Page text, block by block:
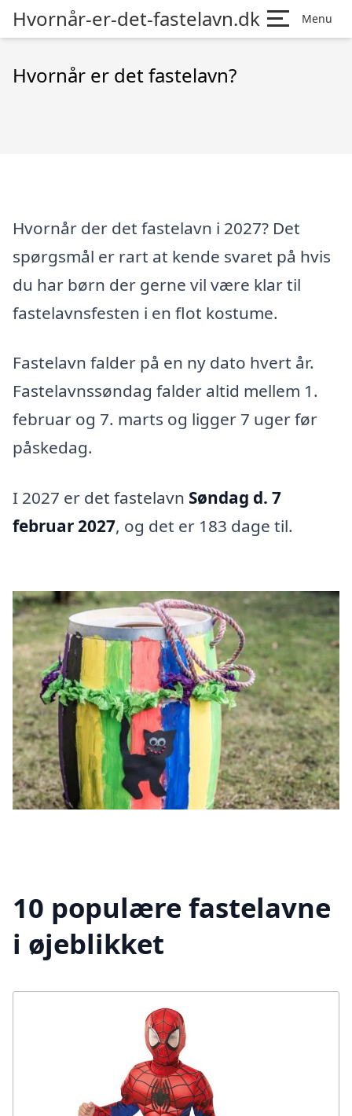
Hvornår-er-det-fastelavn.dk Menu
Hvornår er det fastelavn?
Hvornår der det fastelavn i 2027? Det
spørgsmål er rart at kende svaret på hvis
du har børn der gerne vil være klar til
fastelavnsfesten i en flot kostume.
Fastelavn falder på en ny dato hvert år.
Fastelavnssøndag falder altid mellem 1.
februar og 7. marts og ligger 7 uger før
påskedag.
I 2027 er det fastelavn Søndag d. 7
februar 2027, og det er 183 dage til.
10 populære fastelavne
i øjeblikket